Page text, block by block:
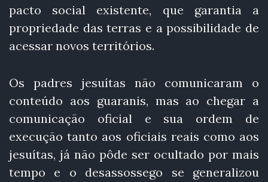
pacto social existente, que garantia a
propriedade das terras e a possibilidade de
acessar novos territórios.
Os padres jesuítas não comunicaram o
conteúdo aos guaranis, mas ao chegar a
comunicação oficial e sua ordem de
execução tanto aos oficiais reais como aos
jesuítas, já não pôde ser ocultado por mais
tempo e o desassossego se generalizou